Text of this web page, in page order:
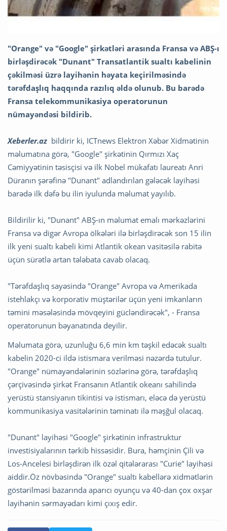
"Orange" və "Google" şirkətləri arasında Fransa və ABŞ-ı
birləşdirəcək "Dunant" Transatlantik sualtı kabelinin
çəkilməsi üzrə layihənin həyata keçirilməsində
tərəfdaşlıq haqqında razılıq əldə olunub. Bu barədə
Fransa telekommunikasiya operatorunun
nümayəndəsi bildirib.
Xeberler.az bildirir ki, ICTnews Elektron Xəbər Xidmətinin
məlumatına görə, "Google" şirkətinin Qırmızı Xaç
Cəmiyyətinin təsisçisi və ilk Nobel mükafatı laureatı Anri
Düranın şərəfinə "Dunant" adlandırılan gələcək layihəsi
barədə ilk dəfə bu ilin iyulunda məlumat yayılıb.
Bildirilir ki, "Dunant" ABŞ-ın məlumat emalı mərkəzlərini
Fransa və digər Avropa ölkələri ilə birləşdirəcək son 15 ilin
ilk yeni sualtı kabeli kimi Atlantik okean vasitəsilə rabitə
üçün sürətlə artan tələbata cavab olacaq.
"Tərəfdaşlıq sayəsində "Orange" Avropa və Amerikada
istehlakçı və korporativ müştərilər üçün yeni imkanların
təmini məsələsində mövqeyini gücləndirəcək", - Fransa
operatorunun bəyanatında deyilir.
Məlumata görə, uzunluğu 6,6 min km təşkil edəcək sualtı
kabelin 2020-ci ildə istismara verilməsi nəzərdə tutulur.
"Orange" nümayəndələrinin sözlərinə görə, tərəfdaşlıq
çərçivəsində şirkət Fransanın Atlantik okeanı sahilində
yerüstü stansiyanın tikintisi və istismarı, eləcə də yerüstü
kommunikasiya vasitələrinin təminatı ilə məşğul olacaq.
"Dunant" layihəsi "Google" şirkətinin infrastruktur
investisiyalarının tərkib hissəsidir. Bura, həmçinin Çili və
Los-Ancelesi birləşdirən ilk özəl qitələrarası "Curie" layihəsi
aiddir.Öz növbəsində "Orange" sualtı kabellərə xidmətlərin
göstərilməsi bazarında aparıcı oyunçu və 40-dan çox oxşar
layihənin sərmayədarı kimi çıxış edir.